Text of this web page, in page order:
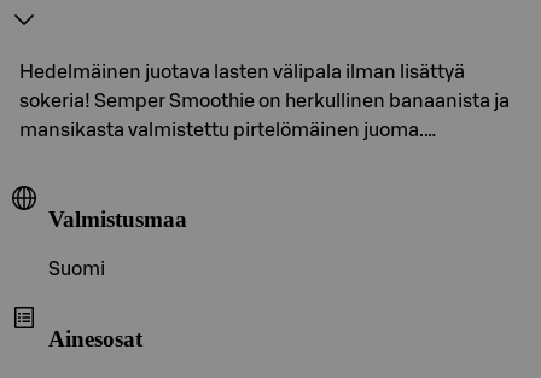
Hedelmäinen juotava lasten välipala ilman lisättyä
sokeria! Semper Smoothie on herkullinen banaanista ja
mansikasta valmistettu pirtelömäinen juoma.…
Valmistusmaa
Suomi
Ainesosat